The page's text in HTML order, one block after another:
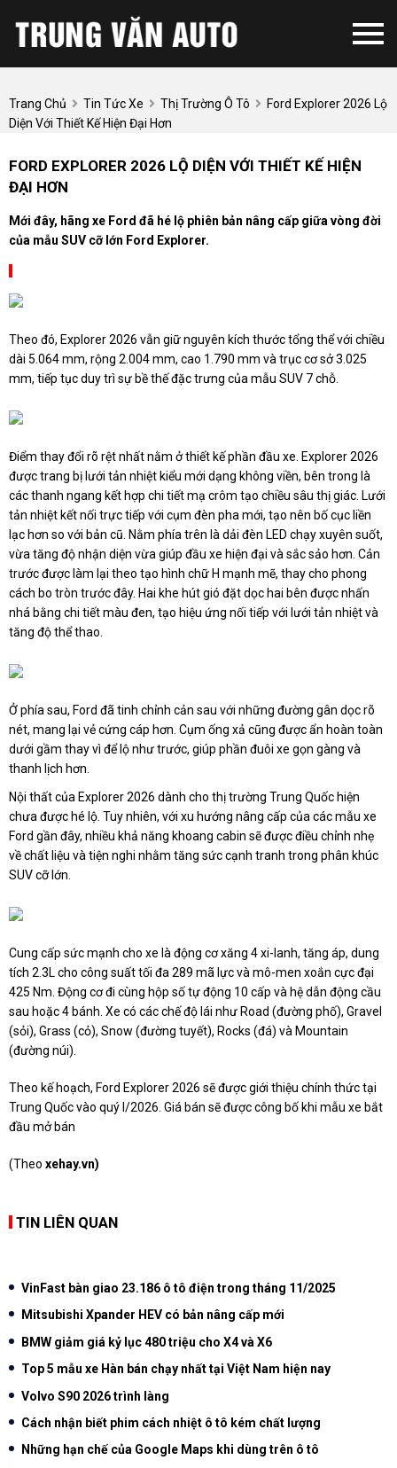
Trang Chủ Tin Tức Xe Thị Trường Ô Tô
Ford Explorer 2026 Lộ
Diện Với Thiết Kế Hiện Đại Hơn
FORD EXPLORER 2026 LỘ DIỆN VỚI THIẾT KẾ HIỆN
ĐẠI HƠN
Mới đây, hãng xe Ford đã hé lộ phiên bản nâng cấp giữa vòng đời
của mẫu SUV cỡ lớn Ford Explorer.
Theo đó, Explorer 2026 vẫn giữ nguyên kích thước tổng thể với chiều
dài 5.064 mm, rộng 2.004 mm, cao 1.790 mm và trục cơ sở 3.025
mm, tiếp tục duy trì sự bề thế đặc trưng của mẫu SUV 7 chỗ.
Điểm thay đổi rõ rệt nhất nằm ở thiết kế phần đầu xe. Explorer 2026
được trang bị lưới tản nhiệt kiểu mới dạng không viền, bên trong là
các thanh ngang kết hợp chi tiết mạ crôm tạo chiều sâu thị giác. Lưới
tản nhiệt kết nối trực tiếp với cụm đèn pha mới, tạo nên bố cục liền
lạc hơn so với bản cũ. Nằm phía trên là dải đèn LED chạy xuyên suốt,
vừa tăng độ nhận diện vừa giúp đầu xe hiện đại và sắc sảo hơn. Cản
trước được làm lại theo tạo hình chữ H mạnh mẽ, thay cho phong
cách bo tròn trước đây. Hai khe hút gió đặt dọc hai bên được nhấn
nhá bằng chi tiết màu đen, tạo hiệu ứng nối tiếp với lưới tản nhiệt và
tăng độ thể thao.
Ở phía sau, Ford đã tinh chỉnh cản sau với những đường gân dọc rõ
nét, mang lại vẻ cứng cáp hơn. Cụm ống xả cũng được ẩn hoàn toàn
dưới gầm thay vì để lộ như trước, giúp phần đuôi xe gọn gàng và
thanh lịch hơn.
Nội thất của Explorer 2026 dành cho thị trường Trung Quốc hiện
chưa được hé lộ. Tuy nhiên, với xu hướng nâng cấp của các mẫu xe
Ford gần đây, nhiều khả năng khoang cabin sẽ được điều chỉnh nhẹ
về chất liệu và tiện nghi nhằm tăng sức cạnh tranh trong phân khúc
SUV cỡ lớn.
Cung cấp sức mạnh cho xe là động cơ xăng 4 xi-lanh, tăng áp, dung
tích 2.3L cho công suất tối đa 289 mã lực và mô-men xoắn cực đại
425 Nm. Động cơ đi cùng hộp số tự động 10 cấp và hệ dẫn động cầu
sau hoặc 4 bánh. Xe có các chế độ lái như Road (đường phố), Gravel
(sỏi), Grass (cỏ), Snow (đường tuyết), Rocks (đá) và Mountain
(đường núi).
Theo kế hoạch, Ford Explorer 2026 sẽ được giới thiệu chính thức tại
Trung Quốc vào quý I/2026. Giá bán sẽ được công bố khi mẫu xe bắt
đầu mở bán
(Theo xehay.vn)
TIN LIÊN QUAN
VinFast bàn giao 23.186 ô tô điện trong tháng 11/2025
Mitsubishi Xpander HEV có bản nâng cấp mới
BMW giảm giá kỷ lục 480 triệu cho X4 và X6
Top 5 mẫu xe Hàn bán chạy nhất tại Việt Nam hiện nay
Volvo S90 2026 trình làng
Cách nhận biết phim cách nhiệt ô tô kém chất lượng
Những hạn chế của Google Maps khi dùng trên ô tô